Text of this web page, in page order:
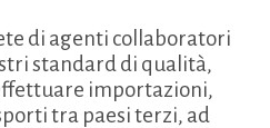
di agenti collaboratori
standard di qualità,
importazioni,
tra paesi terzi, ad